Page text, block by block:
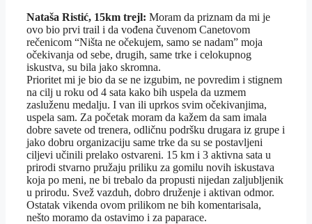
Nataša Ristić, 15km trejl: Moram da priznam da mi je
ovo bio prvi trail i da vođena čuvenom Canetovom
rečenicom “Ništa ne očekujem, samo se nadam” moja
očekivanja od sebe, drugih, same trke i celokupnog
iskustva, su bila jako skromna.
Prioritet mi je bio da se ne izgubim, ne povredim i stignem
na cilj u roku od 4 sata kako bih uspela da uzmem
zasluženu medalju. I van ili uprkos svim očekivanjima,
uspela sam. Za početak moram da kažem da sam imala
dobre savete od trenera, odličnu podršku drugara iz grupe i
jako dobru organizaciju same trke da su se postavljeni
ciljevi učinili prelako ostvareni. 15 km i 3 aktivna sata u
prirodi stvarno pružaju priliku za gomilu novih iskustava
koja po meni, ne bi trebalo da propusti nijedan zaljubljenik
u prirodu. Svež vazduh, dobro druženje i aktivan odmor.
Ostatak vikenda ovom prilikom ne bih komentarisala,
nešto moramo da ostavimo i za paparace.